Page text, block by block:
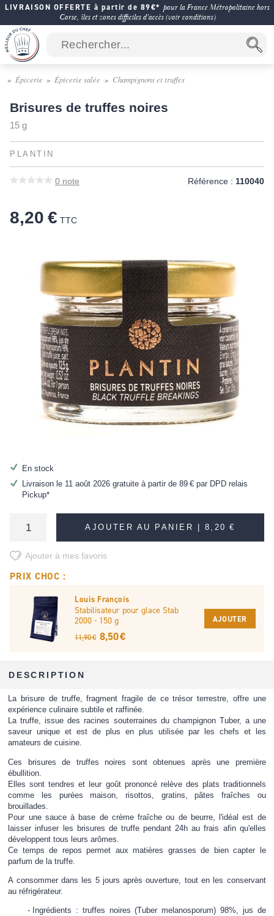
LIVRAISON OFFERTE à partir de 89€* pour la France Métropolitaine hors
Corse, îles et zones difficiles d'accès (voir conditions)
Épicerie Épicerie salée Champignons et truffes
Brisures de truffes noires
15 g
PLANTIN
0 note Référence : 110040
8,20 € TTC
En stock
Livraison le 11 août 2026 gratuite à partir de 89 €par DPD relais
Pickup*
AJOUTER AU PANIER | 8,20 €
Ajouter à mes favoris
PRIX CHOC :
Louis François
Stabilisateur pour glace Stab
2000 - 150 g
11,90 € 8,50 €
AJOUTER
DESCRIPTION
La brisure de truffe, fragment fragile de ce trésor terrestre, offre une
expérience culinaire subtile et raffinée.
La truffe, issue des racines souterraines du champignon Tuber, a une
saveur unique et est de plus en plus utilisée par les chefs et les
amateurs de cuisine.
Ces brisures de truffes noires sont obtenues après une première
ébullition.
Elles sont tendres et leur goût prononcé relève des plats traditionnels
comme les purées maison, risottos, gratins, pâtes fraîches ou
brouillades.
Pour une sauce à base de crème fraîche ou de beurre, l'idéal est de
laisser infuser les brisures de truffe pendant 24h au frais afin qu'elles
développent tous leurs arômes.
Ce temps de repos permet aux matières grasses de bien capter le
parfum de la truffe.
A consommer dans les 5 jours après ouverture, tout en les conservant
au réfrigérateur.
Ingrédients : truffes noires (Tuber melanosporum) 98%, jus de